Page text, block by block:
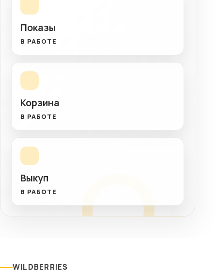
Показы
В РАБОТЕ
Корзина
В РАБОТЕ
Выкуп
В РАБОТЕ
WILDBERRIES